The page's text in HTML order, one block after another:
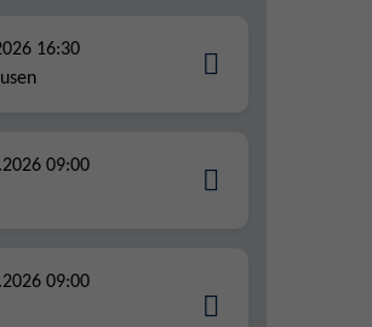
16:30
09:00
09:00